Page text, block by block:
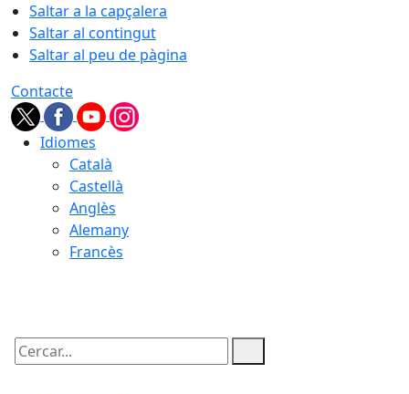
Saltar a la capçalera
Saltar al contingut
Saltar al peu de pàgina
Contacte
Idiomes
Català
Castellà
Anglès
Alemany
Francès
Cercar: